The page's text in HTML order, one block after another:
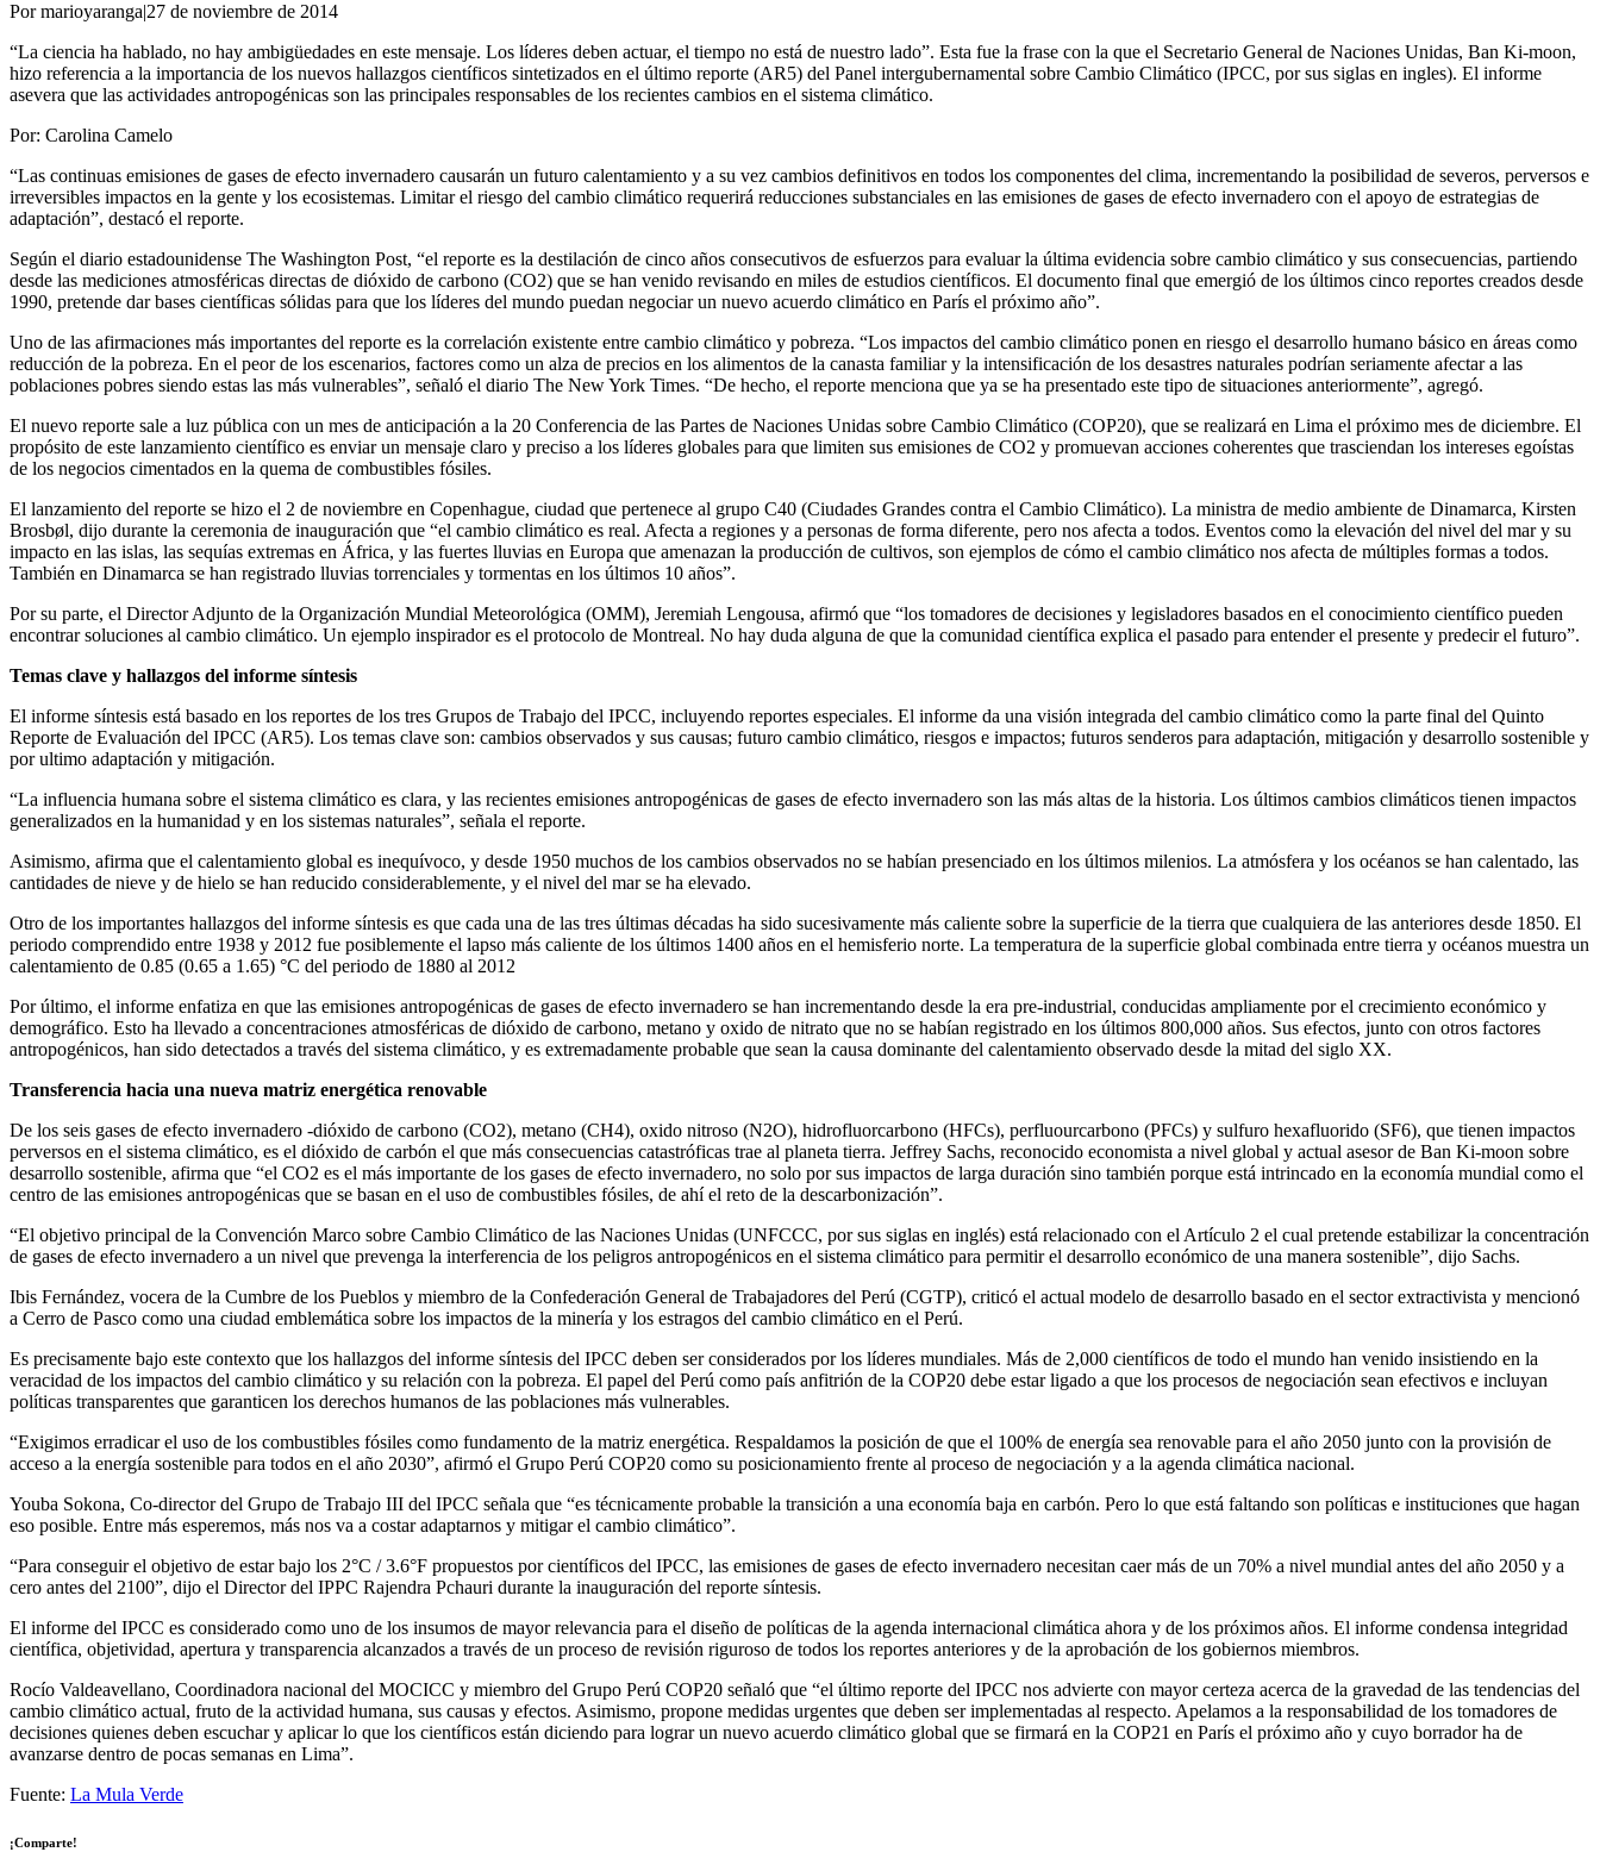
Por marioyaranga|27 de noviembre de 2014
“La ciencia ha hablado, no hay ambigüedades en este mensaje. Los líderes deben actuar, el tiempo no está de nuestro lado”. Esta fue la frase con la que el Secretario General de Naciones Unidas, Ban Ki-moon,
hizo referencia a la importancia de los nuevos hallazgos científicos sintetizados en el último reporte (AR5) del Panel intergubernamental sobre Cambio Climático (IPCC, por sus siglas en ingles). El informe
asevera que las actividades antropogénicas son las principales responsables de los recientes cambios en el sistema climático.
Por: Carolina Camelo
“Las continuas emisiones de gases de efecto invernadero causarán un futuro calentamiento y a su vez cambios definitivos en todos los componentes del clima, incrementando la posibilidad de severos, perversos e
irreversibles impactos en la gente y los ecosistemas. Limitar el riesgo del cambio climático requerirá reducciones substanciales en las emisiones de gases de efecto invernadero con el apoyo de estrategias de
adaptación”, destacó el reporte.
Según el diario estadounidense The Washington Post, “el reporte es la destilación de cinco años consecutivos de esfuerzos para evaluar la última evidencia sobre cambio climático y sus consecuencias, partiendo
desde las mediciones atmosféricas directas de dióxido de carbono (CO2) que se han venido revisando en miles de estudios científicos. El documento final que emergió de los últimos cinco reportes creados desde
1990, pretende dar bases científicas sólidas para que los líderes del mundo puedan negociar un nuevo acuerdo climático en París el próximo año”.
Uno de las afirmaciones más importantes del reporte es la correlación existente entre cambio climático y pobreza. “Los impactos del cambio climático ponen en riesgo el desarrollo humano básico en áreas como
reducción de la pobreza. En el peor de los escenarios, factores como un alza de precios en los alimentos de la canasta familiar y la intensificación de los desastres naturales podrían seriamente afectar a las
poblaciones pobres siendo estas las más vulnerables”, señaló el diario The New York Times. “De hecho, el reporte menciona que ya se ha presentado este tipo de situaciones anteriormente”, agregó.
El nuevo reporte sale a luz pública con un mes de anticipación a la 20 Conferencia de las Partes de Naciones Unidas sobre Cambio Climático (COP20), que se realizará en Lima el próximo mes de diciembre. El
propósito de este lanzamiento científico es enviar un mensaje claro y preciso a los líderes globales para que limiten sus emisiones de CO2 y promuevan acciones coherentes que trasciendan los intereses egoístas
de los negocios cimentados en la quema de combustibles fósiles.
El lanzamiento del reporte se hizo el 2 de noviembre en Copenhague, ciudad que pertenece al grupo C40 (Ciudades Grandes contra el Cambio Climático). La ministra de medio ambiente de Dinamarca, Kirsten
Brosbøl, dijo durante la ceremonia de inauguración que “el cambio climático es real. Afecta a regiones y a personas de forma diferente, pero nos afecta a todos. Eventos como la elevación del nivel del mar y su
impacto en las islas, las sequías extremas en África, y las fuertes lluvias en Europa que amenazan la producción de cultivos, son ejemplos de cómo el cambio climático nos afecta de múltiples formas a todos.
También en Dinamarca se han registrado lluvias torrenciales y tormentas en los últimos 10 años”.
Por su parte, el Director Adjunto de la Organización Mundial Meteorológica (OMM), Jeremiah Lengousa, afirmó que “los tomadores de decisiones y legisladores basados en el conocimiento científico pueden
encontrar soluciones al cambio climático. Un ejemplo inspirador es el protocolo de Montreal. No hay duda alguna de que la comunidad científica explica el pasado para entender el presente y predecir el futuro”.
Temas clave y hallazgos del informe síntesis
El informe síntesis está basado en los reportes de los tres Grupos de Trabajo del IPCC, incluyendo reportes especiales. El informe da una visión integrada del cambio climático como la parte final del Quinto
Reporte de Evaluación del IPCC (AR5). Los temas clave son: cambios observados y sus causas; futuro cambio climático, riesgos e impactos; futuros senderos para adaptación, mitigación y desarrollo sostenible y
por ultimo adaptación y mitigación.
“La influencia humana sobre el sistema climático es clara, y las recientes emisiones antropogénicas de gases de efecto invernadero son las más altas de la historia. Los últimos cambios climáticos tienen impactos
generalizados en la humanidad y en los sistemas naturales”, señala el reporte.
Asimismo, afirma que el calentamiento global es inequívoco, y desde 1950 muchos de los cambios observados no se habían presenciado en los últimos milenios. La atmósfera y los océanos se han calentado, las
cantidades de nieve y de hielo se han reducido considerablemente, y el nivel del mar se ha elevado.
Otro de los importantes hallazgos del informe síntesis es que cada una de las tres últimas décadas ha sido sucesivamente más caliente sobre la superficie de la tierra que cualquiera de las anteriores desde 1850. El
periodo comprendido entre 1938 y 2012 fue posiblemente el lapso más caliente de los últimos 1400 años en el hemisferio norte. La temperatura de la superficie global combinada entre tierra y océanos muestra un
calentamiento de 0.85 (0.65 a 1.65) °C del periodo de 1880 al 2012
Por último, el informe enfatiza en que las emisiones antropogénicas de gases de efecto invernadero se han incrementando desde la era pre-industrial, conducidas ampliamente por el crecimiento económico y
demográfico. Esto ha llevado a concentraciones atmosféricas de dióxido de carbono, metano y oxido de nitrato que no se habían registrado en los últimos 800,000 años. Sus efectos, junto con otros factores
antropogénicos, han sido detectados a través del sistema climático, y es extremadamente probable que sean la causa dominante del calentamiento observado desde la mitad del siglo XX.
Transferencia hacia una nueva matriz energética renovable
De los seis gases de efecto invernadero -dióxido de carbono (CO2), metano (CH4), oxido nitroso (N2O), hidrofluorcarbono (HFCs), perfluourcarbono (PFCs) y sulfuro hexafluorido (SF6), que tienen impactos
perversos en el sistema climático, es el dióxido de carbón el que más consecuencias catastróficas trae al planeta tierra. Jeffrey Sachs, reconocido economista a nivel global y actual asesor de Ban Ki-moon sobre
desarrollo sostenible, afirma que “el CO2 es el más importante de los gases de efecto invernadero, no solo por sus impactos de larga duración sino también porque está intrincado en la economía mundial como el
centro de las emisiones antropogénicas que se basan en el uso de combustibles fósiles, de ahí el reto de la descarbonización”.
“El objetivo principal de la Convención Marco sobre Cambio Climático de las Naciones Unidas (UNFCCC, por sus siglas en inglés) está relacionado con el Artículo 2 el cual pretende estabilizar la concentración
de gases de efecto invernadero a un nivel que prevenga la interferencia de los peligros antropogénicos en el sistema climático para permitir el desarrollo económico de una manera sostenible”, dijo Sachs.
Ibis Fernández, vocera de la Cumbre de los Pueblos y miembro de la Confederación General de Trabajadores del Perú (CGTP), criticó el actual modelo de desarrollo basado en el sector extractivista y mencionó
a Cerro de Pasco como una ciudad emblemática sobre los impactos de la minería y los estragos del cambio climático en el Perú.
Es precisamente bajo este contexto que los hallazgos del informe síntesis del IPCC deben ser considerados por los líderes mundiales. Más de 2,000 científicos de todo el mundo han venido insistiendo en la
veracidad de los impactos del cambio climático y su relación con la pobreza. El papel del Perú como país anfitrión de la COP20 debe estar ligado a que los procesos de negociación sean efectivos e incluyan
políticas transparentes que garanticen los derechos humanos de las poblaciones más vulnerables.
“Exigimos erradicar el uso de los combustibles fósiles como fundamento de la matriz energética. Respaldamos la posición de que el 100% de energía sea renovable para el año 2050 junto con la provisión de
acceso a la energía sostenible para todos en el año 2030”, afirmó el Grupo Perú COP20 como su posicionamiento frente al proceso de negociación y a la agenda climática nacional.
Youba Sokona, Co-director del Grupo de Trabajo III del IPCC señala que “es técnicamente probable la transición a una economía baja en carbón. Pero lo que está faltando son políticas e instituciones que hagan
eso posible. Entre más esperemos, más nos va a costar adaptarnos y mitigar el cambio climático”.
“Para conseguir el objetivo de estar bajo los 2°C / 3.6°F propuestos por científicos del IPCC, las emisiones de gases de efecto invernadero necesitan caer más de un 70% a nivel mundial antes del año 2050 y a
cero antes del 2100”, dijo el Director del IPPC Rajendra Pchauri durante la inauguración del reporte síntesis.
El informe del IPCC es considerado como uno de los insumos de mayor relevancia para el diseño de políticas de la agenda internacional climática ahora y de los próximos años. El informe condensa integridad
científica, objetividad, apertura y transparencia alcanzados a través de un proceso de revisión riguroso de todos los reportes anteriores y de la aprobación de los gobiernos miembros.
Rocío Valdeavellano, Coordinadora nacional del MOCICC y miembro del Grupo Perú COP20 señaló que “el último reporte del IPCC nos advierte con mayor certeza acerca de la gravedad de las tendencias del
cambio climático actual, fruto de la actividad humana, sus causas y efectos. Asimismo, propone medidas urgentes que deben ser implementadas al respecto. Apelamos a la responsabilidad de los tomadores de
decisiones quienes deben escuchar y aplicar lo que los científicos están diciendo para lograr un nuevo acuerdo climático global que se firmará en la COP21 en París el próximo año y cuyo borrador ha de
avanzarse dentro de pocas semanas en Lima”.
Fuente: La Mula Verde
¡Comparte!